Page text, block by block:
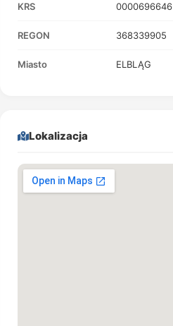
KRS 0000696646
REGON 368339905
Miasto ELBLĄG
Lokalizacja